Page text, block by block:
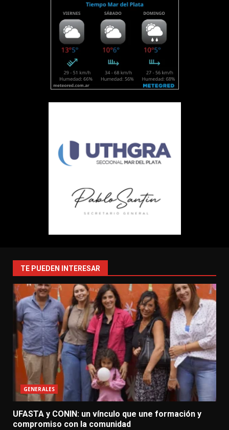
TE PUEDEN INTERESAR
GENERALES
UFASTA y CONIN: un vínculo que une formación y
compromiso con la comunidad